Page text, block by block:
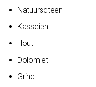
Natuursqteen
Kasseien
Hout
Dolomiet
Grind